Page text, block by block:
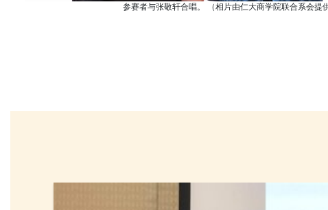
参赛者与张敬轩合唱。 （相片由仁大商学院联合系会提供